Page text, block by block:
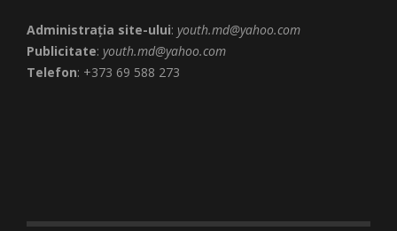
Administrația site-ului: youth.md@yahoo.com
Publicitate: youth.md@yahoo.com
Telefon: +373 69 588 273